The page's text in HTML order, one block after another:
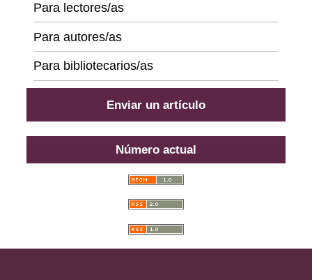
Para lectores/as
Para autores/as
Para bibliotecarios/as
Enviar un artículo
Número actual